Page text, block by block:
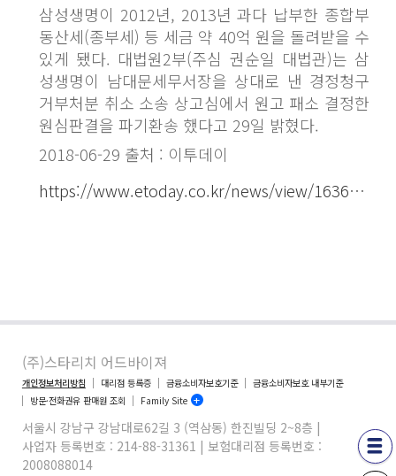
삼성생명이 2012년, 2013년 과다 납부한 종합부
동산세(종부세) 등 세금 약 40억 원을 돌려받을 수
있게 됐다. 대법원2부(주심 권순일 대법관)는 삼
성생명이 남대문세무서장을 상대로 낸 경정청구
거부처분 취소 소송 상고심에서 원고 패소 결정한
원심판결을 파기환송 했다고 29일 밝혔다.
2018-06-29 출처 : 이투데이
https://www.etoday.co.kr/news/view/1636575
(주)스타리치 어드바이져
개인정보처리방침 대리점 등록증 금융소비자보호기준
금융소비자보호 내부기준
방문·전화권유 판매원 조회
Family Site
서울시 강남구 강남대로62길 3 (역삼동) 한진빌딩 2~8층 |
사업자 등록번호 : 214-88-31361 | 보험대리점 등록번호 :
2008088014